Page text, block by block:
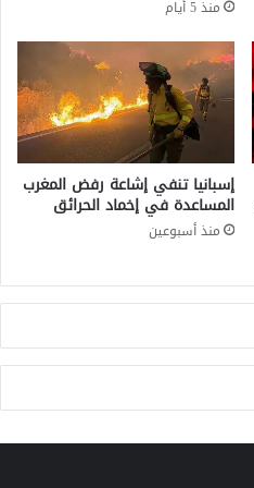
منذ 5 أيام
إسبانيا تنفي إشاعة رفض المغرب
المساعدة في إخماد الحرائق
منذ أسبوعين